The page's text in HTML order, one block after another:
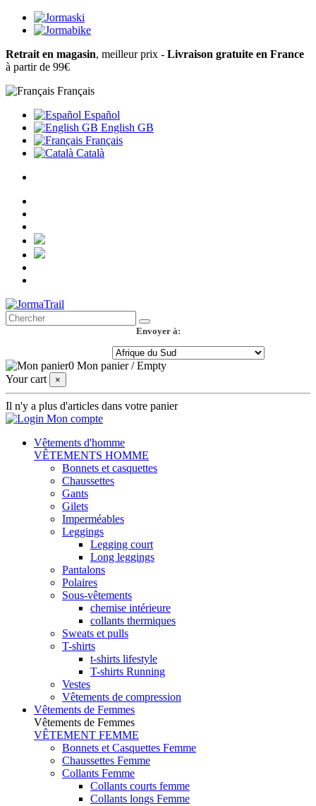
Retrait en magasin, meilleur prix - Livraison gratuite en France
à partir de 99€
Français
Español
English GB
Français
Català
Envoyer à:
0 Mon panier /Empty
Your cart
×
Il n'y a plus d'articles dans votre panier
Mon compte
Vêtements d'homme
VÊTEMENTS HOMME
Bonnets et casquettes
Chaussettes
Gants
Gilets
Imperméables
Leggings
Legging court
Long leggings
Pantalons
Polaires
Sous-vêtements
chemise intérieure
collants thermiques
Sweats et pulls
T-shirts
t-shirts lifestyle
T-shirts Running
Vestes
Vêtements de compression
Vêtements de Femmes
Vêtements de Femmes
VÊTEMENT FEMME
Bonnets et Casquettes Femme
Chaussettes Femme
Collants Femme
Collants courts femme
Collants longs Femme